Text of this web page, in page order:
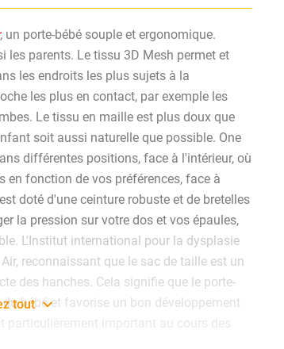
, un porte-bébé souple et ergonomique.
parents. Le tissu 3D Mesh permet et
les endroits les plus sujets à la
les plus en contact, par exemple les
Le tissu en maille est plus doux que
soit aussi naturelle que possible. One
différentes positions, face à l'intérieur, où
fonction de vos préférences, face à
doté d'une ceinture robuste et de bretelles
la pression sur votre dos et vos épaules,
L'Institut international pour la dysplasie
reconnaissant que le sac de taille est un
des hanches. Cela signifie que le porte-
bébé et favorise un bon développement
particulièrement important au cours des
tout